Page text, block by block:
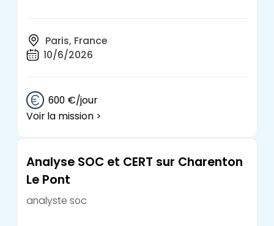
Paris, France
10/6/2026
600 €/jour
Voir la mission >
Analyse SOC et CERT sur Charenton
Le Pont
analyste soc